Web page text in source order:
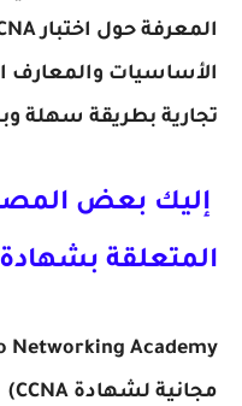
الأساسيات
تجارية بطريقة سهلة
إليك بعض
المتعلقة بشهادة CCNA:
مجانية لشهادة CCNA)